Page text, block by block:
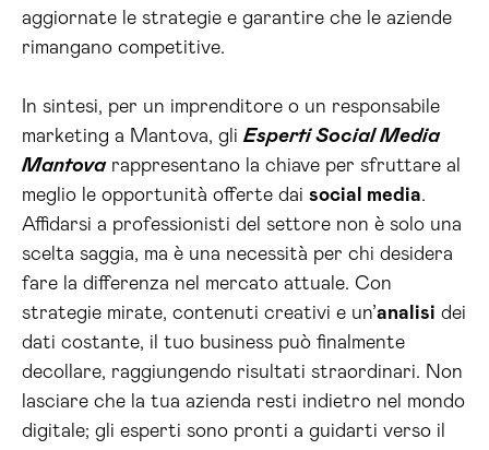
aggiornate le strategie e garantire che le aziende
rimangano competitive.
In sintesi, per un imprenditore o un responsabile
marketing a Mantova, gli Esperti Social Media
Mantovarappresentano la chiave per sfruttare al
meglio le opportunità offerte dai social media.
Affidarsi a professionisti del settore non è solo una
scelta saggia, ma è una necessità per chi desidera
fare la differenza nel mercato attuale. Con
strategie mirate, contenuti creativi e un’analisi dei
dati costante, il tuo business può finalmente
decollare, raggiungendo risultati straordinari. Non
lasciare che la tua azienda resti indietro nel mondo
digitale; gli esperti sono pronti a guidarti verso il